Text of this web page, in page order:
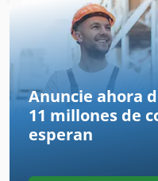
de rotor, accionado por
estimado: 1000 kg.
Dcjdpfx Alezimz Do Dok
Anuncie ahora
11 millones de
esperan